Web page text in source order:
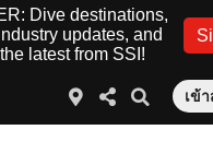
Dive destinations,
updates, and
latest from SSI!
เข้